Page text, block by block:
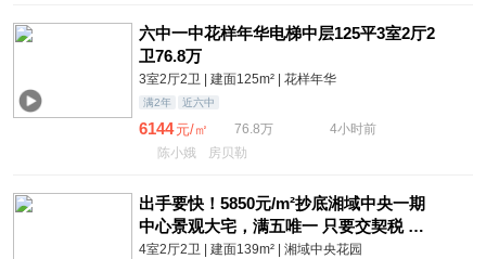
六中一中花样年华电梯中层125平3室2厅2
卫76.8万
3室2厅2卫 | 建面125m² | 花样年华
满2年 近六中
6144 元/㎡ 76.8万
4小时前
陈小娥
房贝勒
出手要快！5850元/m²抄底湘域中央一期
中心景观大宅，满五唯一 只要交契税 买
到大赚
4室2厅2卫 | 建面139m² | 湘域中央花园